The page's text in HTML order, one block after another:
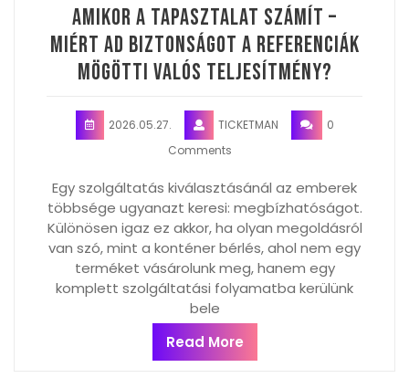
Amikor a tapasztalat számít –
miért ad biztonságot a referenciák
mögötti valós teljesítmény?
2026.05.27. TICKETMAN
0
Comments
Egy szolgáltatás kiválasztásánál az emberek
többsége ugyanazt keresi: megbízhatóságot.
Különösen igaz ez akkor, ha olyan megoldásról
van szó, mint a konténer bérlés, ahol nem egy
terméket vásárolunk meg, hanem egy
komplett szolgáltatási folyamatba kerülünk
bele
Read More